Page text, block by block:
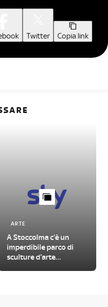
Twitter Copia link
ARTE
A Stoccolma c'è un
imperdibile parco di
sculture d'arte